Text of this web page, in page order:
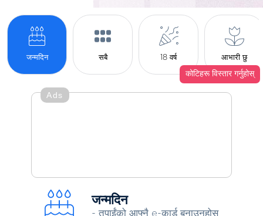
जन्मदिन सबै 18 वर्ष आभारी छु
कोटिहरू विस्तार गर्नुहोस्
Ads
जन्मदिन
- तपाईंको आफ्नै e-कार्ड बनाउनुहोस्